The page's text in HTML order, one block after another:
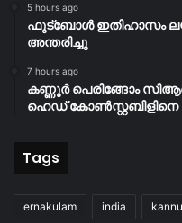
5 hours ago
ഫുട്ബോൾ ഇതിഹാസം
അന്തരിച്ചു
7 hours ago
കണ്ണൂർ പെരിങ്ങോം
ഹെഡ് കോൺസ്റ്റബിളിനെ
Tags
ernakulam india